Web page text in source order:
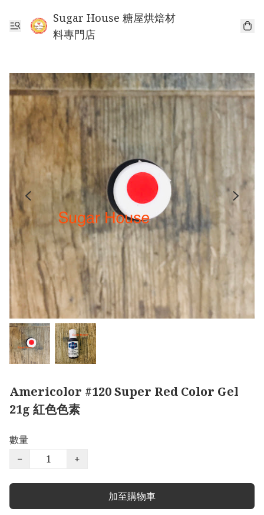
Sugar House 糖屋烘焙材
料專門店
Americolor #120 Super Red Color Gel
21g 紅色色素
數量
−
+
加至購物車